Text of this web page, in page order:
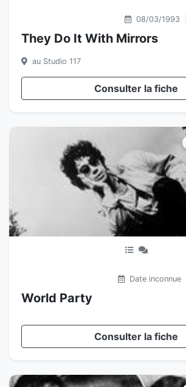
08/03/1993
They Do It With Mirrors
au Studio 117
Consulter la fiche
Date inconnue
World Party
Consulter la fiche